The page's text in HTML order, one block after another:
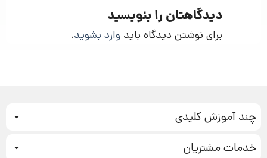
دیدگاهتان را بنویسید
برای نوشتن دیدگاه باید وارد بشوید.
چند آموزش کلیدی
بازاریابی عصبی
خدمات مشتریان